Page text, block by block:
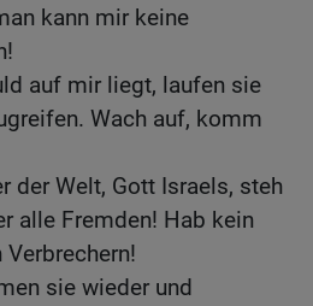
kann mir keine
auf mir liegt, laufen sie
Wach auf, komm
der Welt, Gott Israels, steh
alle Fremden! Hab kein
sie wieder und